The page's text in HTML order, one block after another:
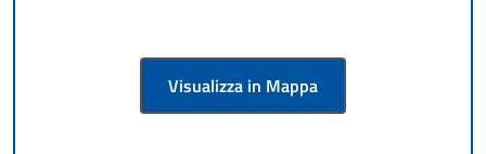
Visualizza in Mappa